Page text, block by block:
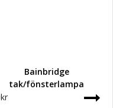
Bainbridge
tak/fönsterlampa
kr